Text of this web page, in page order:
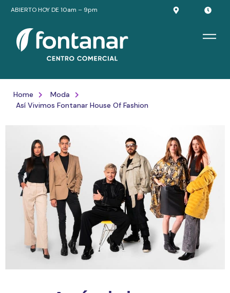
ABIERTO HOY DE 10am – 9pm
Home
Moda
Así Vivimos Fontanar House Of Fashion